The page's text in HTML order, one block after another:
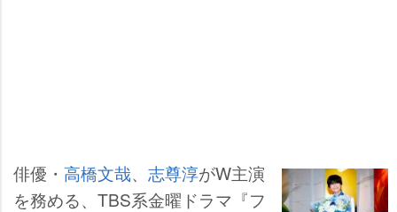
俳優・ 高橋文哉、 志尊淳がW主演
を務める、TBS系金曜ドラマ『フ